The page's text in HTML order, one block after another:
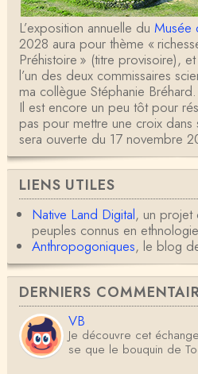
L’exposition annuelle du Musée
2028 aura pour thème «
Préhistoire » (titre provisoire),
l’un des deux commissaires
ma collègue Stéphanie Bréhard.
Il est encore un peu tôt pour
pas pour mettre une croix
sera ouverte du 17 novembre
LIENS UTILES
Native Land Digital, un projet
peuples connus en ethnologie
Anthropogoniques, le blog
DERNIERS
VB
Je découvre cet
se que le bouquin de